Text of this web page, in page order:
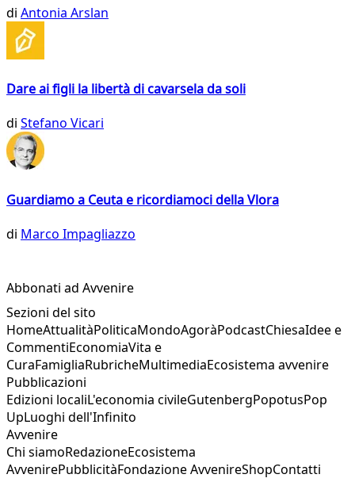
di Antonia Arslan
Dare ai figli la libertà di cavarsela da soli
di Stefano Vicari
Guardiamo a Ceuta e ricordiamoci della Vlora
di Marco Impagliazzo
Abbonati ad Avvenire
Sezioni del sito
HomeAttualitàPoliticaMondoAgoràPodcastChiesaIdee e
CommentiEconomiaVita e
CuraFamigliaRubricheMultimediaEcosistema avvenire
Pubblicazioni
Edizioni localiL'economia civileGutenbergPopotusPop
UpLuoghi dell'Infinito
Avvenire
Chi siamoRedazioneEcosistema
AvvenirePubblicitàFondazione AvvenireShopContatti